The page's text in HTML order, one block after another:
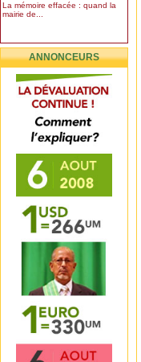
La mémoire effacée : quand la
mairie de...
ANNONCEURS